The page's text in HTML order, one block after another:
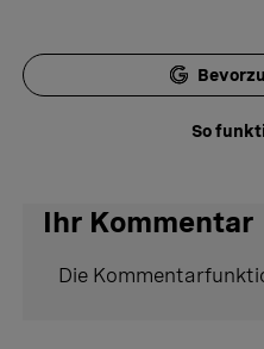
So
Ihr Kommentar
Die